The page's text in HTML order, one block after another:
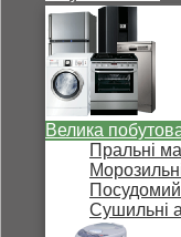
Велика
Пральні
Сушильні